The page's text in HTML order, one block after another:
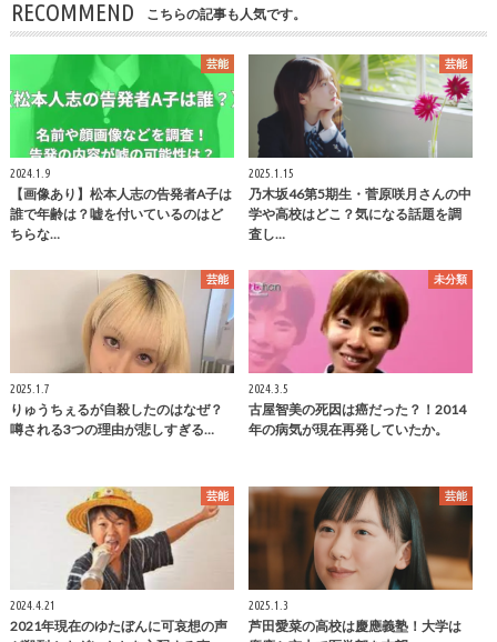
RECOMMEND こちらの記事も人気です。
芸能
2024.1.9
【画像あり】松本人志の告発者A子は
誰で年齢は？嘘を付いているのはど
ちらな…
芸能
2025.1.15
乃木坂46第5期生・菅原咲月さんの中
学や高校はどこ？気になる話題を調
査し…
芸能
2025.1.7
りゅうちぇるが自殺したのはなぜ？
噂される3つの理由が悲しすぎる…
未分類
2024.3.5
古屋智美の死因は癌だった？！2014
年の病気が現在再発していたか。
芸能
2024.4.21
2021年現在のゆたぼんに可哀想の声
芸能
2025.1.3
芦田愛菜の高校は慶應義塾！大学は